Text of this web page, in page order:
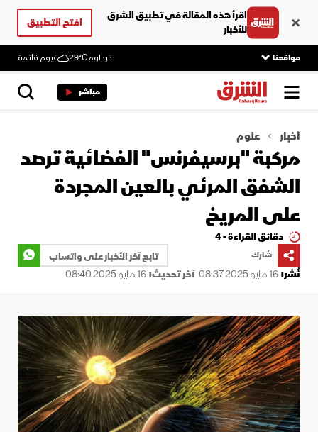
اقرأ هذه المقالة في تطبيق الشرق
للأخبار
افتح التطبيق
مواقعنا خرطوم29°C غيوم قاتمة
مباشر
أخبار علوم
مركبة "برسيفرنس" الفضائية ترصد
الشفق المرئي بالعين المجردة
على المريخ
دقائق القراءة - 4
شارك
تابع آخر الأخبار على واتساب
نُشر:16 مايو 2025 08:37 آخر تحديث:16 مايو 2025 08:40